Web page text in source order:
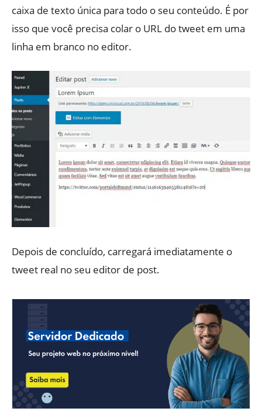
caixa de texto única para todo o seu conteúdo. É por
isso que você precisa colar o URL do tweet em uma
linha em branco no editor.
Depois de concluído, carregará imediatamente o
tweet real no seu editor de post.